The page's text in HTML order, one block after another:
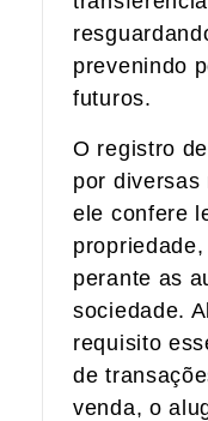
prevenindo
futuros.
O registro
por diversas
ele confere
perante as
sociedade.
requisito
de
venda, o